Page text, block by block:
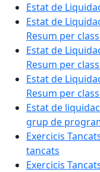
Estat de
Estat de
Resum per
Estat de
Resum per
Estat de
Resum per
Estat de
grup de
Exercicis
tancats
Exercicis